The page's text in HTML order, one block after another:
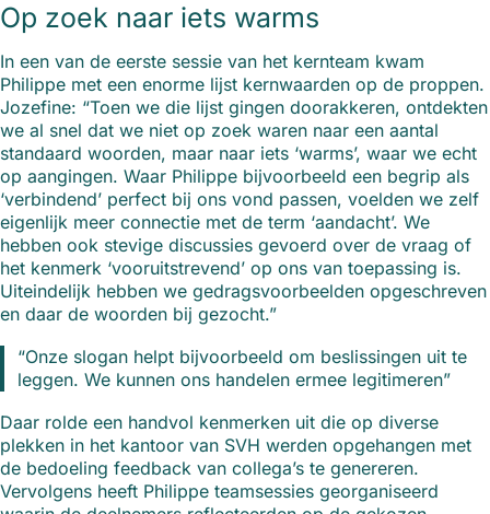
Op zoek naar iets warms
In een van de eerste sessie van het kernteam kwam
Philippe met een enorme lijst kernwaarden op de proppen.
Jozefine: “Toen we die lijst gingen doorakkeren, ontdekten
we al snel dat we niet op zoek waren naar een aantal
standaard woorden, maar naar iets ‘warms’, waar we echt
op aangingen. Waar Philippe bijvoorbeeld een begrip als
‘verbindend’ perfect bij ons vond passen, voelden we zelf
eigenlijk meer connectie met de term ‘aandacht’. We
hebben ook stevige discussies gevoerd over de vraag of
het kenmerk ‘vooruitstrevend’ op ons van toepassing is.
Uiteindelijk hebben we gedragsvoorbeelden opgeschreven
en daar de woorden bij gezocht.”
“Onze slogan helpt bijvoorbeeld om beslissingen uit te
leggen. We kunnen ons handelen ermee legitimeren”
Daar rolde een handvol kenmerken uit die op diverse
plekken in het kantoor van SVH werden opgehangen met
de bedoeling feedback van collega’s te genereren.
Vervolgens heeft Philippe teamsessies georganiseerd